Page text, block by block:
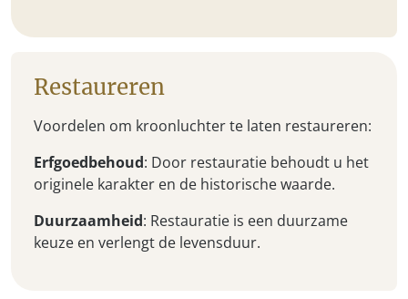
Restaureren
Voordelen om kroonluchter te laten restaureren:
Erfgoedbehoud: Door restauratie behoudt u het
originele karakter en de historische waarde.
Duurzaamheid: Restauratie is een duurzame
keuze en verlengt de levensduur.